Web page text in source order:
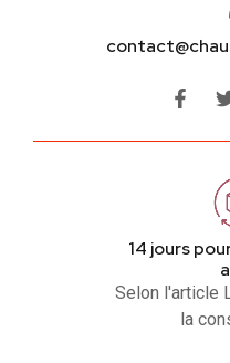
14 jours
Selon l'article
la